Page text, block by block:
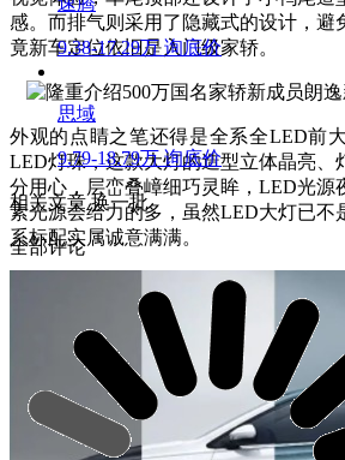
感。而排气则采用了隐藏式的设计，避
竟新车定位依旧是入门级家轿。
外观的点睛之笔还得是全系全LED前
LED灯珠，这款大灯的造型立体晶亮、
分用心，层峦叠嶂细巧灵眸，LED光源
素光源会给力的多，虽然LED大灯已不
系标配实属诚意满满。
9.38-17.29万 询底价
思域
9.79-18.79万 询底价
相关文章换一批
全部评论